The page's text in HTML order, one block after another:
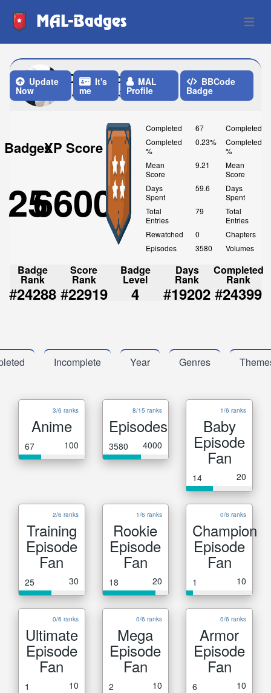
MAL-Badges Open
Otaku_no_Soko
Last Update: 3 Weeks ago
Update
Now
It's
me
MAL
Profile
BBCode
Badge
Badges
25
XP Score
6600
Completed
67
Completed
%
0.23%
Mean
Score
9.21
Days
Spent
59.6
Total
Entries
79
Rewatched
0
Episodes
3580
Completed
Completed
%
Mean
Score
Days
Spent
Total
Entries
Chapters
Volumes
Badge
Rank
#24288
Score
Rank
#22919
Badge
Level
4
Days
Rank
#19202
Completed
Rank
#24399
Incomplete Year Genres
3/6 ranks
Anime
67 100
8/15 ranks
Episodes
3580 4000
1/6 ranks
Baby
Episode
Fan
14 20
2/6 ranks
Training
Episode
Fan
25 30
1/6 ranks
Rookie
Episode
Fan
18 20
0/6 ranks
Champion
Episode
Fan
1 10
0/6 ranks
Ultimate
Episode
Fan
1 10
0/6 ranks
Mega
Episode
Fan
2 10
0/6 ranks
Armor
Episode
Fan
6 10